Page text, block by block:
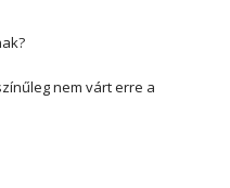
nem várt erre a